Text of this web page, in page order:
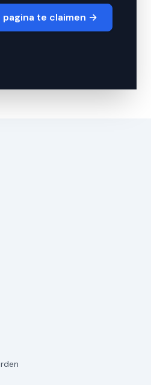
pagina te claimen →